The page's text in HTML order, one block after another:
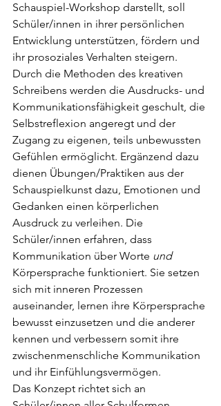
Schauspiel-Workshop darstellt, soll
Schüler/innen in ihrer persönlichen
Entwicklung unterstützen, fördern und
ihr prosoziales Verhalten steigern.
Durch die Methoden des kreativen
Schreibens werden die Ausdrucks- und
Kommunikationsfähigkeit geschult, die
Selbstreflexion angeregt und der
Zugang zu eigenen, teils unbewussten
Gefühlen ermöglicht. Ergänzend dazu
dienen Übungen/Praktiken aus der
Schauspielkunst dazu, Emotionen und
Gedanken einen körperlichen
Ausdruck zu verleihen. Die
Schüler/innen erfahren, dass
Kommunikation über Worte und
Körpersprache funktioniert. Sie setzen
sich mit inneren Prozessen
auseinander, lernen ihre Körpersprache
bewusst einzusetzen und die anderer
kennen und verbessern somit ihre
zwischenmenschliche Kommunikation
und ihr Einfühlungsvermögen.
Das Konzept richtet sich an